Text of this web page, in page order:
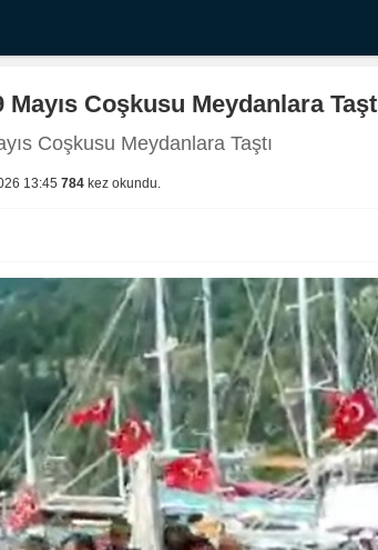
Mayıs Coşkusu Meydanlara
Coşkusu Meydanlara Taştı
13:45 784 kez okundu.